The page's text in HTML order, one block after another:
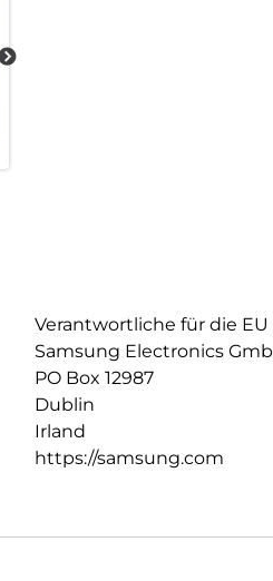
Verantwortliche für die EU
Samsung Electronics
PO Box 12987
Dublin
Irland
https://samsung.com